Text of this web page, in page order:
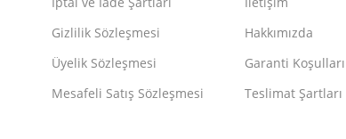
Gizlilik Sözleşmesi
Üyelik Sözleşmesi
Mesafeli Satış Sözleşmesi
Hakkımızda
Garanti Koşulları
Teslimat Şartları